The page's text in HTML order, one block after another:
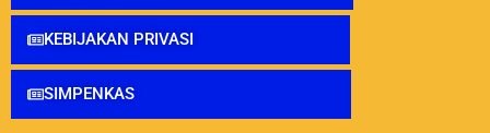
KEBIJAKAN PRIVASI
SIMPENKAS